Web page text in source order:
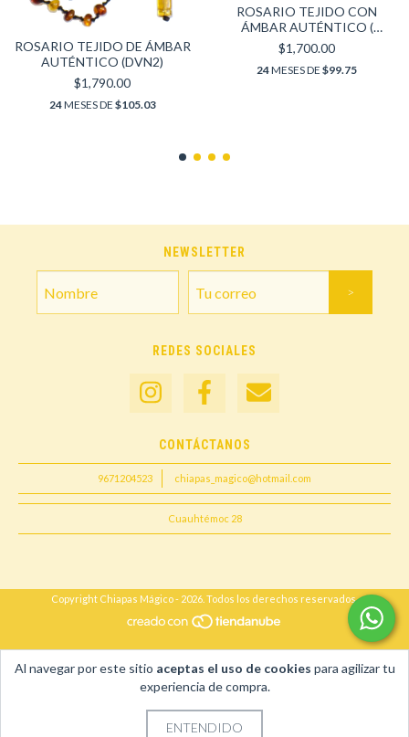
Al navegar por este sitio aceptas el uso de cookies para agilizar tu
experiencia de compra.
ENTENDIDO
ROSARIO TEJIDO DE ÁMBAR
AUTÉNTICO (DVN2)
$1,790.00
24MESES DE $105.03
ROSARIO TEJIDO CON
ÁMBAR AUTÉNTICO (
NEGRO ESP7)
$1,700.00
24MESES DE $99.75
NEWSLETTER
REDES SOCIALES
CONTÁCTANOS
9671204523 chiapas_magico@hotmail.com
Cuauhtémoc 28
Copyright Chiapas Mágico - 2026. Todos los derechos reservados.